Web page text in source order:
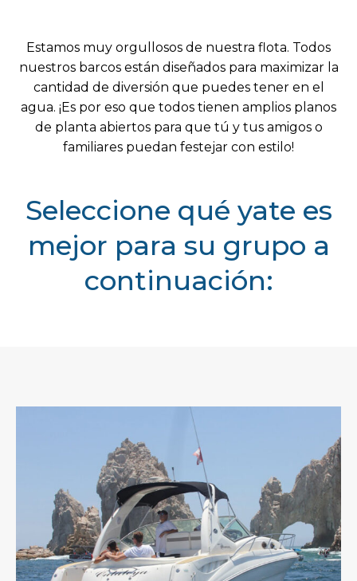
Estamos muy orgullosos de nuestra flota. Todos
nuestros barcos están diseñados para maximizar la
cantidad de diversión que puedes tener en el
agua. ¡Es por eso que todos tienen amplios planos
de planta abiertos para que tú y tus amigos o
familiares puedan festejar con estilo!
Seleccione qué yate es
mejor para su grupo a
continuación: